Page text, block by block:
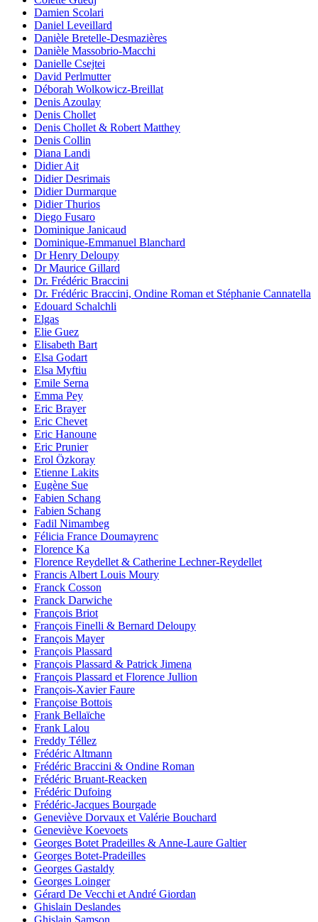
Damien Scolari
Daniel Leveillard
Danièle Bretelle-Desmazières
Danièle Massobrio-Macchi
Danielle Csejtei
David Perlmutter
Déborah Wolkowicz-Breillat
Denis Azoulay
Denis Chollet
Denis Chollet & Robert Matthey
Denis Collin
Diana Landi
Didier Ait
Didier Desrimais
Didier Durmarque
Didier Thurios
Diego Fusaro
Dominique Janicaud
Dominique-Emmanuel Blanchard
Dr Henry Deloupy
Dr Maurice Gillard
Dr. Frédéric Braccini
Dr. Frédéric Braccini, Ondine Roman et Stéphanie Cannatella
Edouard Schalchli
Elgas
Elie Guez
Elisabeth Bart
Elsa Godart
Elsa Myftiu
Emile Serna
Emma Pey
Eric Brayer
Eric Chevet
Eric Hanoune
Eric Prunier
Erol Özkoray
Etienne Lakits
Eugène Sue
Fabien Schang
Fabien Schang
Fadil Nimambeg
Félicia France Doumayrenc
Florence Ka
Florence Reydellet & Catherine Lechner-Reydellet
Francis Albert Louis Moury
Franck Cosson
Franck Darwiche
François Briot
François Finelli & Bernard Deloupy
François Mayer
François Plassard
François Plassard & Patrick Jimena
François Plassard et Florence Jullion
François-Xavier Faure
Françoise Bottois
Frank Bellaïche
Frank Lalou
Freddy Téllez
Frédéric Altmann
Frédéric Braccini & Ondine Roman
Frédéric Bruant-Reacken
Frédéric Dufoing
Frédéric-Jacques Bourgade
Geneviève Dorvaux et Valérie Bouchard
Geneviève Koevoets
Georges Botet Pradeilles & Anne-Laure Galtier
Georges Botet-Pradeilles
Georges Gastaldy
Georges Loinger
Gérard De Vecchi et André Giordan
Ghislain Deslandes